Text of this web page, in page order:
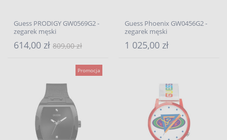
Guess PRODIGY GW0569G2 -
zegarek męski
614,00 zł 809,00 zł
Guess Phoenix GW0456G2 -
zegarek męski
1 025,00 zł
Promocja